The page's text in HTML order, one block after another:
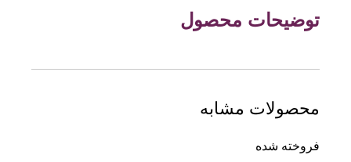
توضیحات محصول
محصولات مشابه
فروخته شده